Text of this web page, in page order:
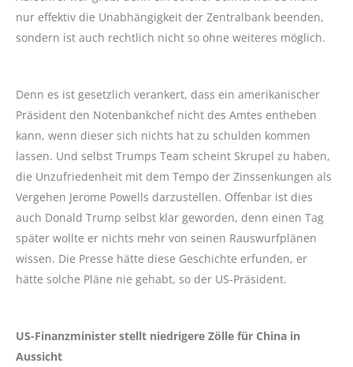
nur effektiv die Unabhängigkeit der Zentralbank beenden,
sondern ist auch rechtlich nicht so ohne weiteres möglich.
Denn es ist gesetzlich verankert, dass ein amerikanischer
Präsident den Notenbankchef nicht des Amtes entheben
kann, wenn dieser sich nichts hat zu schulden kommen
lassen. Und selbst Trumps Team scheint Skrupel zu haben,
die Unzufriedenheit mit dem Tempo der Zinssenkungen als
Vergehen Jerome Powells darzustellen. Offenbar ist dies
auch Donald Trump selbst klar geworden, denn einen Tag
später wollte er nichts mehr von seinen Rauswurfplänen
wissen. Die Presse hätte diese Geschichte erfunden, er
hätte solche Pläne nie gehabt, so der US-Präsident.
US-Finanzminister stellt niedrigere Zölle für China in
Aussicht